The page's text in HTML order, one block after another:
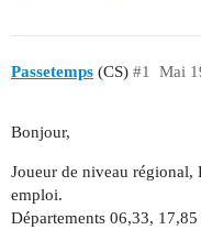
Passetemps (CS) Mai
#1
Bonjour,
Joueur de niveau régional,
emploi.
Départements 06,33, 17,85